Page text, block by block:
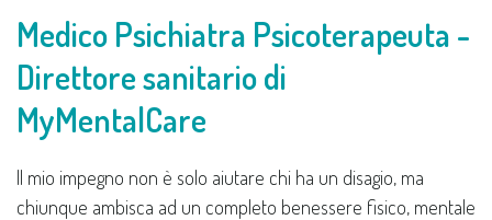
Medico Psichiatra Psicoterapeuta -
Direttore sanitario di
MyMentalCare
Il mio impegno non è solo aiutare chi ha un disagio, ma
chiunque ambisca ad un completo benessere fisico, mentale